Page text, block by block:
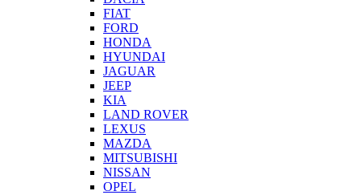
FIAT
FORD
HONDA
HYUNDAI
JAGUAR
JEEP
KIA
LAND ROVER
LEXUS
MAZDA
MITSUBISHI
NISSAN
OPEL